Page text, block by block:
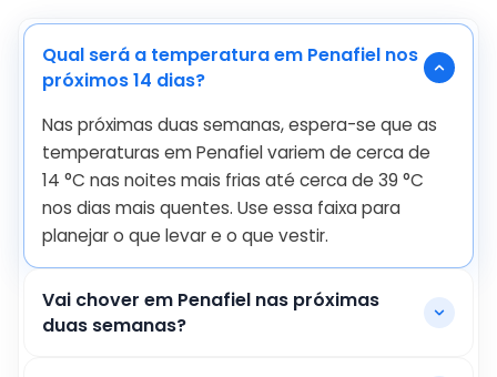
Qual será a temperatura em Penafiel nos
próximos 14 dias?
Nas próximas duas semanas, espera-se que as
temperaturas em Penafiel variem de cerca de
14 °C nas noites mais frias até cerca de 39 °C
nos dias mais quentes. Use essa faixa para
planejar o que levar e o que vestir.
Vai chover em Penafiel nas próximas
duas semanas?